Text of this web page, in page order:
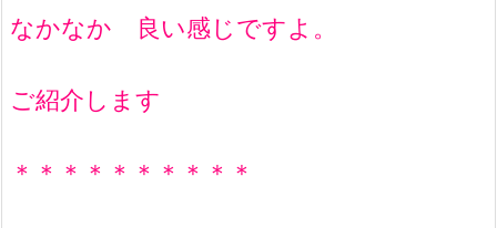
なかなか 良い感じですよ。
ご紹介します
＊＊＊＊＊＊＊＊＊＊